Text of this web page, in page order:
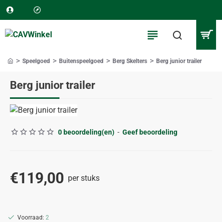
Berg junior trailer
Speelgoed Buitenspeelgoed Berg Skelters Berg junior trailer
0 beoordeling(en) - Geef beoordeling
€119,00 per stuks
Voorraad: 2